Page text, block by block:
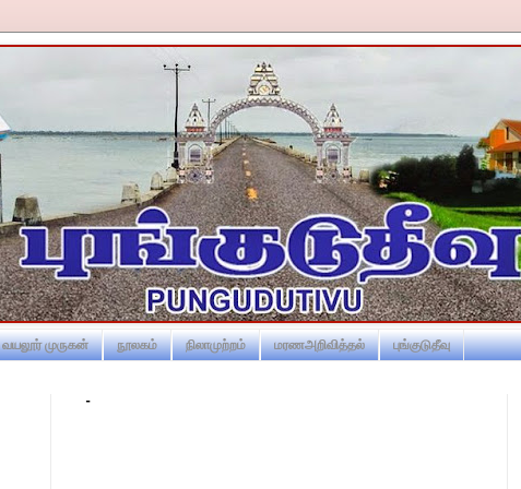
வயலூர் முருகன் நூலகம் நிலாமுற்றம் மரணஅறிவித்தல் புங்குடுதீவு
-